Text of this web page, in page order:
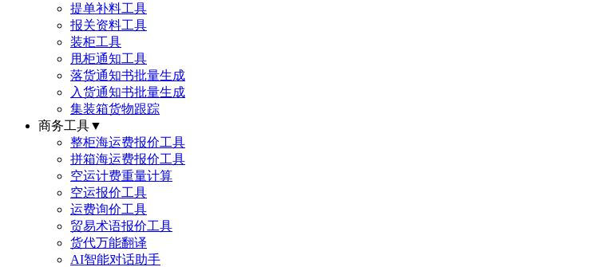
提单补料工具
报关资料工具
装柜工具
甩柜通知工具
落货通知书批量生成
入货通知书批量生成
集装箱货物跟踪
商务工具▼
整柜海运费报价工具
拼箱海运费报价工具
空运计费重量计算
空运报价工具
运费询价工具
贸易术语报价工具
货代万能翻译
AI智能对话助手